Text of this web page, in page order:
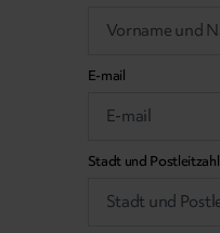
E-mail
Stadt und Postleitzahl